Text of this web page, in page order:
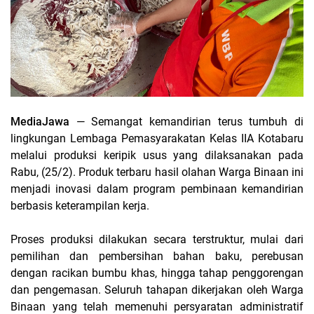
MediaJawa — Semangat kemandirian terus tumbuh di
lingkungan Lembaga Pemasyarakatan Kelas IIA Kotabaru
melalui produksi keripik usus yang dilaksanakan pada
Rabu, (25/2). Produk terbaru hasil olahan Warga Binaan ini
menjadi inovasi dalam program pembinaan kemandirian
berbasis keterampilan kerja.
Proses produksi dilakukan secara terstruktur, mulai dari
pemilihan dan pembersihan bahan baku, perebusan
dengan racikan bumbu khas, hingga tahap penggorengan
dan pengemasan. Seluruh tahapan dikerjakan oleh Warga
Binaan yang telah memenuhi persyaratan administratif